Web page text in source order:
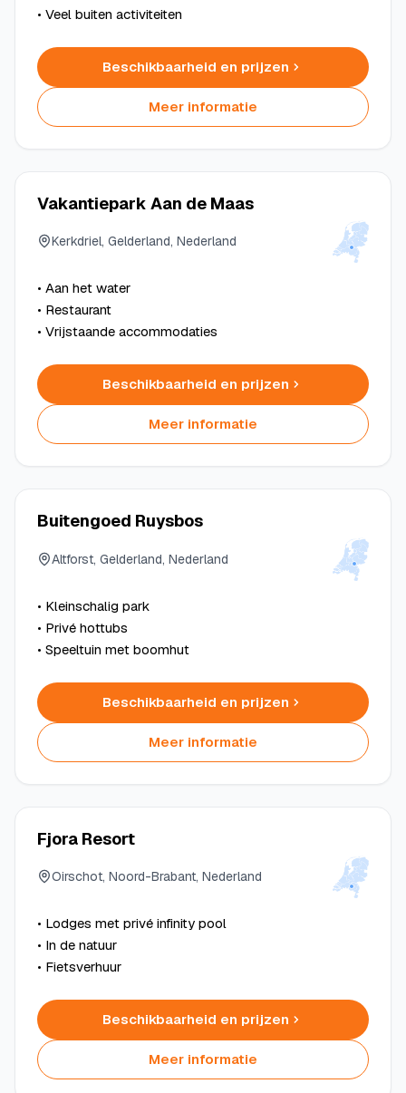
• Veel buiten activiteiten
Beschikbaarheid en prijzen
Meer informatie
Vakantiepark Aan de Maas
Kerkdriel, Gelderland, Nederland
• Aan het water
• Restaurant
• Vrijstaande accommodaties
Beschikbaarheid en prijzen
Meer informatie
Buitengoed Ruysbos
Altforst, Gelderland, Nederland
• Kleinschalig park
• Privé hottubs
• Speeltuin met boomhut
Beschikbaarheid en prijzen
Meer informatie
Fjora Resort
Oirschot, Noord-Brabant, Nederland
• Lodges met privé infinity pool
• In de natuur
• Fietsverhuur
Beschikbaarheid en prijzen
Meer informatie